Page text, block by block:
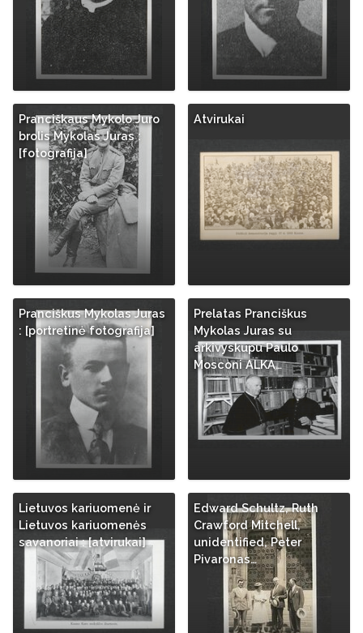
Pranciškaus Mykolo Juro
brolis Mykolas Juras :
[fotografija]
Atvirukai
Pranciškus Mykolas Juras
: [portretinė fotografija]
Prelatas Pranciškus
Mykolas Juras su
arkivyskupu Paulo
Mosconi ALKA…
Lietuvos kariuomenė ir
Lietuvos kariuomenės
savanoriai : [atvirukai]
Edward Schultz, Ruth
Crawford Mitchell,
unidentified, Peter
Pivaronas…